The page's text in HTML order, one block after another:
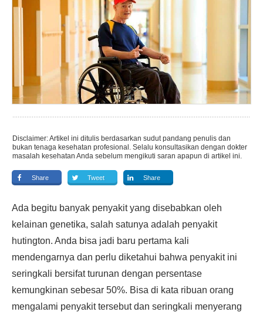
Disclaimer: Artikel ini ditulis berdasarkan sudut pandang penulis dan
bukan tenaga kesehatan profesional. Selalu konsultasikan dengan dokter
masalah kesehatan Anda sebelum mengikuti saran apapun di artikel ini.
Share Tweet Share
Ada begitu banyak penyakit yang disebabkan oleh
kelainan genetika, salah satunya adalah penyakit
hutington. Anda bisa jadi baru pertama kali
mendengarnya dan perlu diketahui bahwa penyakit ini
seringkali bersifat turunan dengan persentase
kemungkinan sebesar 50%. Bisa di kata ribuan orang
mengalami penyakit tersebut dan seringkali menyerang